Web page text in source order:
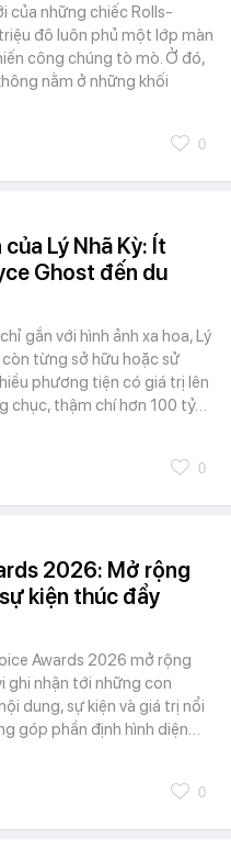
của những chiếc Rolls-
đô luôn phủ một lớp màn
công chúng tò mò. Ở đó,
nằm ở những khối
0
Lý Nhã Kỳ: Ít
Ghost đến du
gắn với hình ảnh xa hoa, Lý
còn từng sở hữu hoặc sử
phương tiện có giá trị lên
chục, thậm chí hơn 100 tỷ…
0
2026: Mở rộng
kiện thúc đẩy
Awards 2026 mở rộng
ghi nhận tới những con
dung, sự kiện và giá trị nổi
góp phần định hình diện…
0